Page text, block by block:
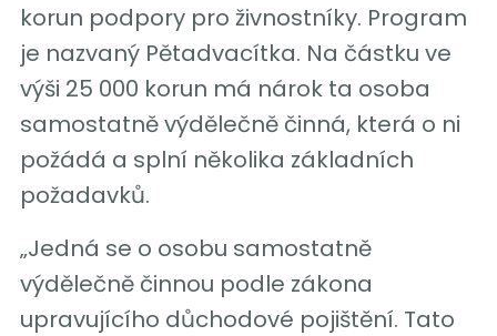
korun podpory pro živnostníky. Program
je nazvaný Pětadvacítka. Na částku ve
výši 25 000 korun má nárok ta osoba
samostatně výdělečně činná, která o ni
požádá a splní několika základních
požadavků.
„Jedná se o osobu samostatně
výdělečně činnou podle zákona
upravujícího důchodové pojištění. Tato